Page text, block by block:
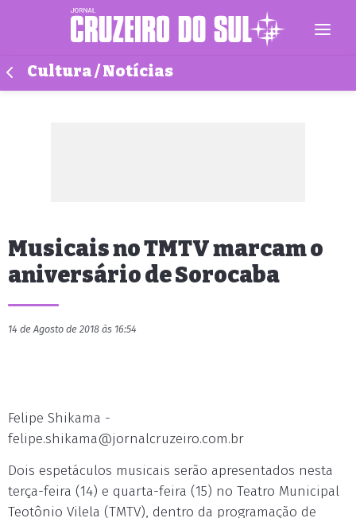
Cultura / Notícias
Musicais no TMTV marcam o
aniversário de Sorocaba
14 de Agosto de 2018 às 16:54
Felipe Shikama -
felipe.shikama@jornalcruzeiro.com.br
Dois espetáculos musicais serão apresentados nesta
terça-feira (14) e quarta-feira (15) no Teatro Municipal
Teotônio Vilela (TMTV), dentro da programação de